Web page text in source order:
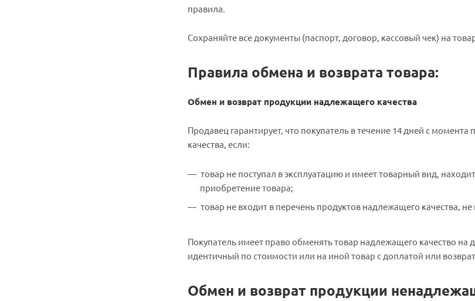
правила.
Сохраняйте все документы (паспорт, договор, кассовый чек) на
Правила обмена и возврата товара:
Обмен и возврат продукции надлежащего качества
Продавец гарантирует, что покупатель в течение 14 дней с
качества, если:
товар не поступал в эксплуатацию и имеет товарный вид,
приобретение товара;
товар не входит в перечень продуктов надлежащего качества,
Покупатель имеет право обменять товар надлежащего качество на
идентичный по стоимости или на иной товар с доплатой или
Обмен и возврат продукции